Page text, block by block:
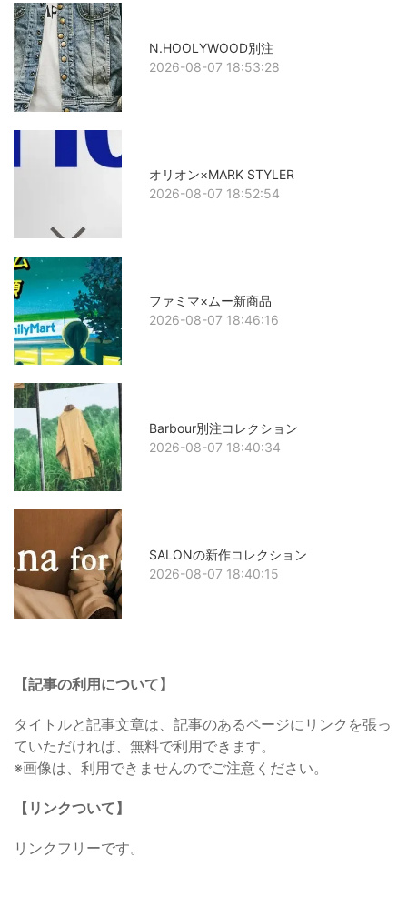
N.HOOLYWOOD別注
2026-08-07 18:53:28
オリオン×MARK STYLER
2026-08-07 18:52:54
ファミマ×ムー新商品
2026-08-07 18:46:16
Barbour別注コレクション
2026-08-07 18:40:34
SALONの新作コレクション
2026-08-07 18:40:15
【記事の利用について】
タイトルと記事文章は、記事のあるページにリンクを張っ
ていただければ、無料で利用できます。
※画像は、利用できませんのでご注意ください。
【リンクついて】
リンクフリーです。